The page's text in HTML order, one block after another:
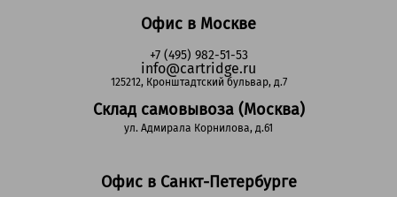
Офис в Москве
+7 (495) 982-51-53
info@cartridge.ru
125212, Кронштадтский бульвар, д.7
Склад самовывоза (Москва)
ул. Адмирала Корнилова, д.61
Офис в Санкт-Петербурге